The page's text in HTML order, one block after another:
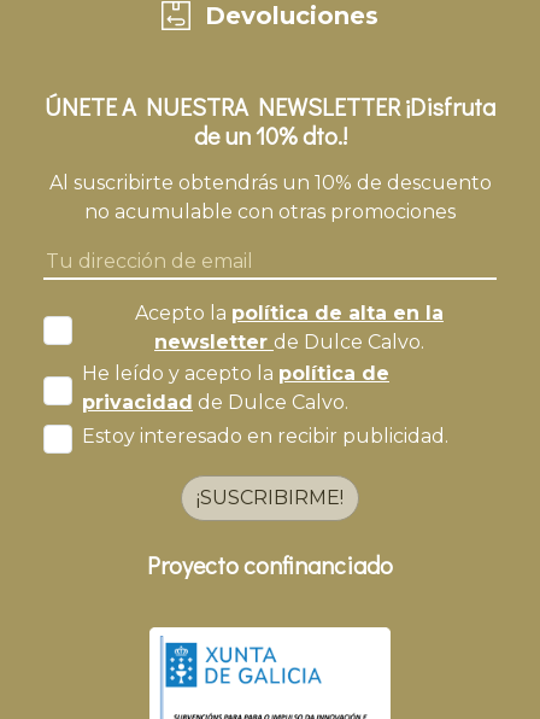
Devoluciones
ÚNETE A NUESTRA NEWSLETTER ¡Disfruta
de un 10% dto.!
Al suscribirte obtendrás un 10% de descuento
no acumulable con otras promociones
Acepto la política de alta en la
newsletter de Dulce Calvo.
He leído y acepto la política de
privacidad de Dulce Calvo.
Estoy interesado en recibir publicidad.
¡SUSCRIBIRME!
Proyecto confinanciado